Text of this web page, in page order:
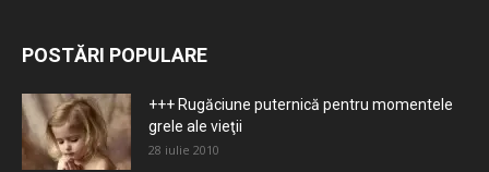
POSTĂRI POPULARE
+++ Rugăciune puternică pentru momentele
grele ale vieţii
28 iulie 2010